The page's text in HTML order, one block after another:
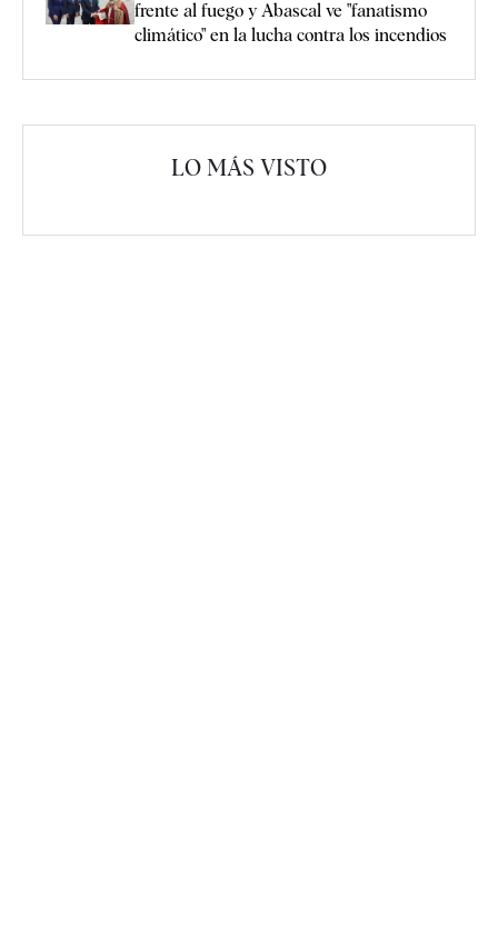
frente al fuego y Abascal ve "fanatismo
climático" en la lucha contra los incendios
LO MÁS VISTO